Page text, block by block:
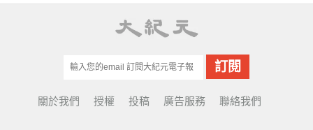
關於我們 授權 投稿 廣告服務 聯絡我們